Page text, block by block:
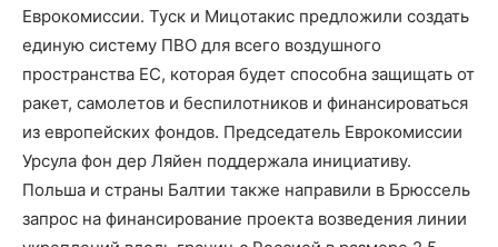
Еврокомиссии. Туск и Мицотакис предложили создать
единую систему ПВО для всего воздушного
пространства ЕС, которая будет способна защищать от
ракет, самолетов и беспилотников и финансироваться
из европейских фондов. Председатель Еврокомиссии
Урсула фон дер Ляйен поддержала инициативу.
Польша и страны Балтии также направили в Брюссель
запрос на финансирование проекта возведения линии